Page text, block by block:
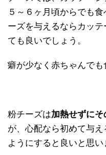
５～６ヶ月頃からでも
ーズを与えるならカッ
ても良いでしょう。
癖が少なく赤ちゃんでも
粉チーズは加熱せずに
が、心配なら初めて与
ようにすると良いと思い